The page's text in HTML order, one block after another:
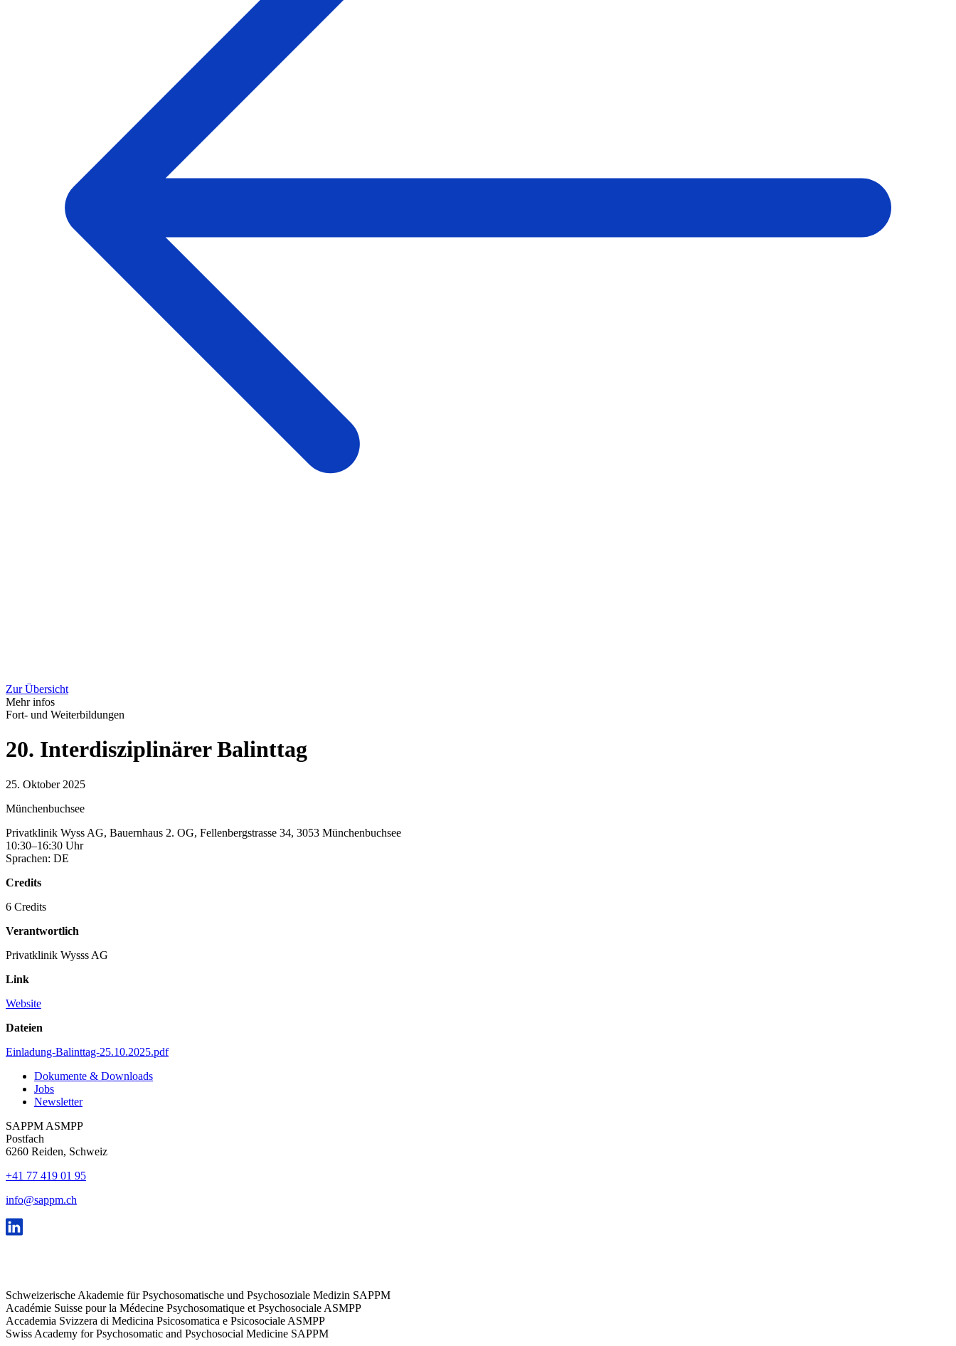
Zur Übersicht
Mehr infos
Fort- und Weiterbildungen
20. Interdisziplinärer Balinttag
25. Oktober 2025
Münchenbuchsee
Privatklinik Wyss AG, Bauernhaus 2. OG, Fellenbergstrasse 34, 3053 Münchenbuchsee
10:30–16:30 Uhr
Sprachen: DE
Credits
6 Credits
Verantwortlich
Privatklinik Wysss AG
Link
Website
Dateien
Einladung-Balinttag-25.10.2025.pdf
Dokumente & Downloads
Jobs
Newsletter
SAPPM ASMPP
Postfach
6260 Reiden, Schweiz
+41 77 419 01 95
info@sappm.ch
Schweizerische Akademie für Psychosomatische und Psychosoziale Medizin SAPPM
Académie Suisse pour la Médecine Psychosomatique et Psychosociale ASMPP
Accademia Svizzera di Medicina Psicosomatica e Psicosociale ASMPP
Swiss Academy for Psychosomatic and Psychosocial Medicine SAPPM